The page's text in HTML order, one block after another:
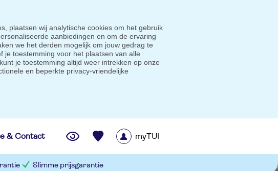
plaatsen wij analytische cookies om het gebruik
aanbiedingen en om de ervaring
we het derden mogelijk om jouw gedrag te
je toestemming voor het plaatsen van alle
je toestemming altijd weer intrekken op onze
en beperkte privacy-vriendelijke
& Contact myTUI
Slimme prijsgarantie